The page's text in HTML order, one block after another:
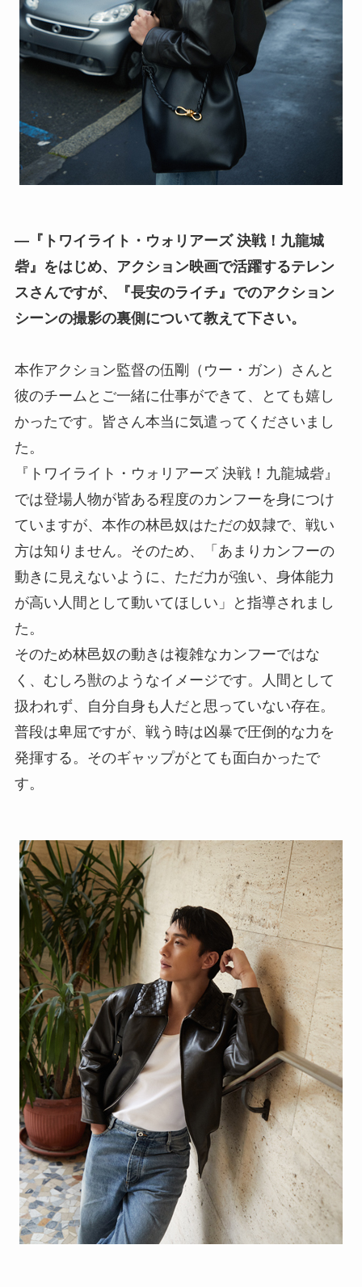
―『トワイライト・ウォリアーズ 決戦！九龍城
砦』をはじめ、アクション映画で活躍するテレン
スさんですが、『長安のライチ』でのアクション
シーンの撮影の裏側について教えて下さい。
本作アクション監督の伍剛（ウー・ガン）さんと
彼のチームとご一緒に仕事ができて、とても嬉し
かったです。皆さん本当に気遣ってくださいまし
た。
『トワイライト・ウォリアーズ 決戦！九龍城砦』
では登場人物が皆ある程度のカンフーを身につけ
ていますが、本作の林邑奴はただの奴隷で、戦い
方は知りません。そのため、「あまりカンフーの
動きに見えないように、ただ力が強い、身体能力
が高い人間として動いてほしい」と指導されまし
た。
そのため林邑奴の動きは複雑なカンフーではな
く、むしろ獣のようなイメージです。人間として
扱われず、自分自身も人だと思っていない存在。
普段は卑屈ですが、戦う時は凶暴で圧倒的な力を
発揮する。そのギャップがとても面白かったで
す。